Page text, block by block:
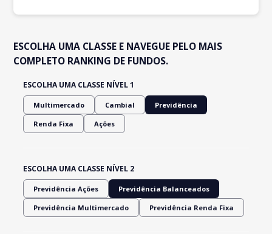
ESCOLHA UMA CLASSE E NAVEGUE PELO MAIS
COMPLETO RANKING DE FUNDOS.
ESCOLHA UMA CLASSE NÍVEL 1
Multimercado Cambial Previdência
Renda Fixa Ações
ESCOLHA UMA CLASSE NÍVEL 2
Previdência Ações Previdência Balanceados
Previdência Multimercado Previdência Renda Fixa